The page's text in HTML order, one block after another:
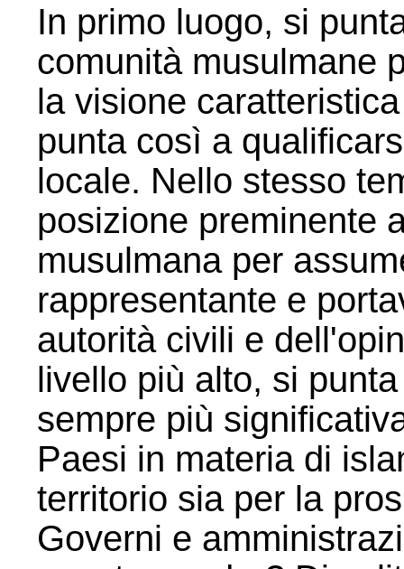
In primo luogo, si
comunità musulmane
la visione
punta così a
locale. Nello stesso
posizione preminente
musulmana per
rappresentante e
autorità civili e
livello più alto, si
sempre più
Paesi in materia di
territorio sia per la
Governi e